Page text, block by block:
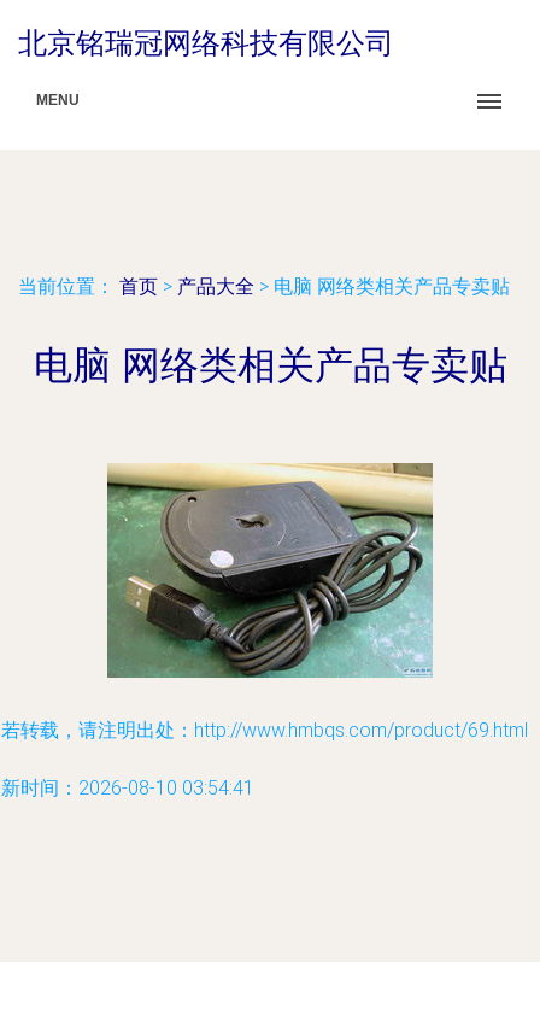
北京铭瑞冠网络科技有限公司
MENU
当前位置： 首页 > 产品大全 > 电脑 网络类相关产品专卖贴
电脑 网络类相关产品专卖贴
转载，请注明出处：http://www.hmbqs.com/product/69.html
时间：2026-08-10 03:54:41